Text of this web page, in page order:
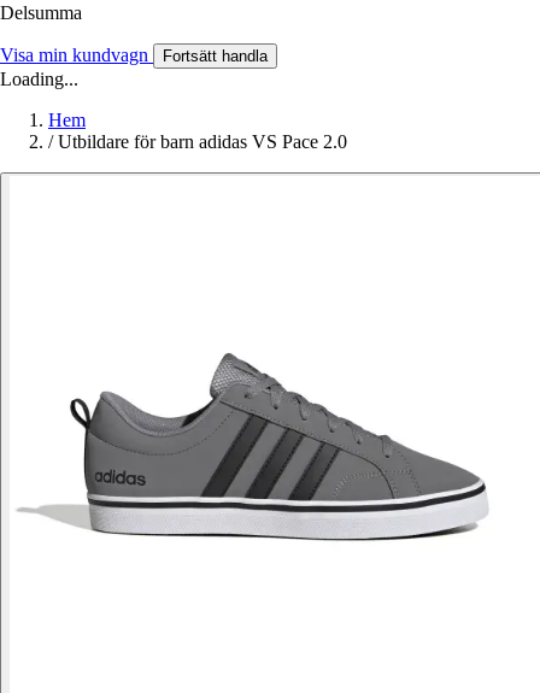
Delsumma
Visa min kundvagn Fortsätt handla
Loading...
Hem
/ Utbildare för barn adidas VS Pace 2.0